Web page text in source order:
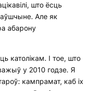
што ёсць
Але як
абарону
католікам. І тое, што
у 2010 годзе. Я
кампрамат, каб іх